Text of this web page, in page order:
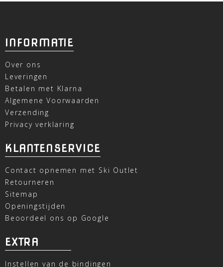
INFORMATIE
Over ons
Leveringen
Betalen met Klarna
Algemene Voorwaarden
Verzending
Privacy verklaring
KLANTENSERVICE
Contact opnemen met Ski Outlet
Retourneren
Sitemap
Openingstijden
Beoordeel ons op Google
EXTRA
Instellen van de bindingen